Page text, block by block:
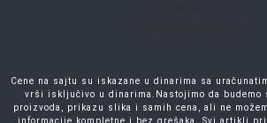
Cene na sajtu su iskazane u dinarima sa
vrši isključivo u dinarima.Nastojimo da
proizvoda, prikazu slika i samih cena, ali ne